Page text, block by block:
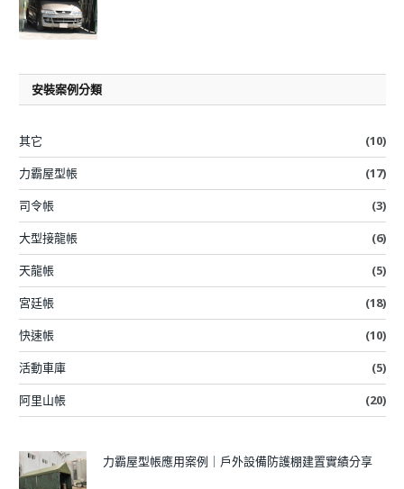
安裝案例分類
其它
(10)
力霸屋型帳
(17)
司令帳
(3)
大型接龍帳
(6)
天龍帳
(5)
宮廷帳
(18)
快速帳
(10)
活動車庫
(5)
阿里山帳
(20)
力霸屋型帳應用案例｜戶外設備防護棚建置實績分享